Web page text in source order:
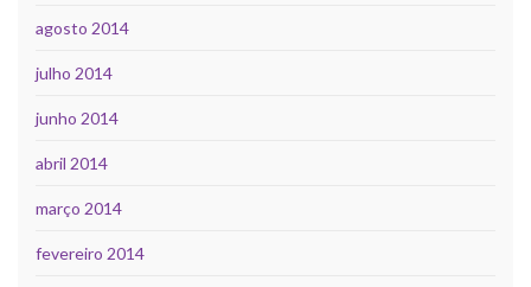
agosto 2014
julho 2014
junho 2014
abril 2014
março 2014
fevereiro 2014